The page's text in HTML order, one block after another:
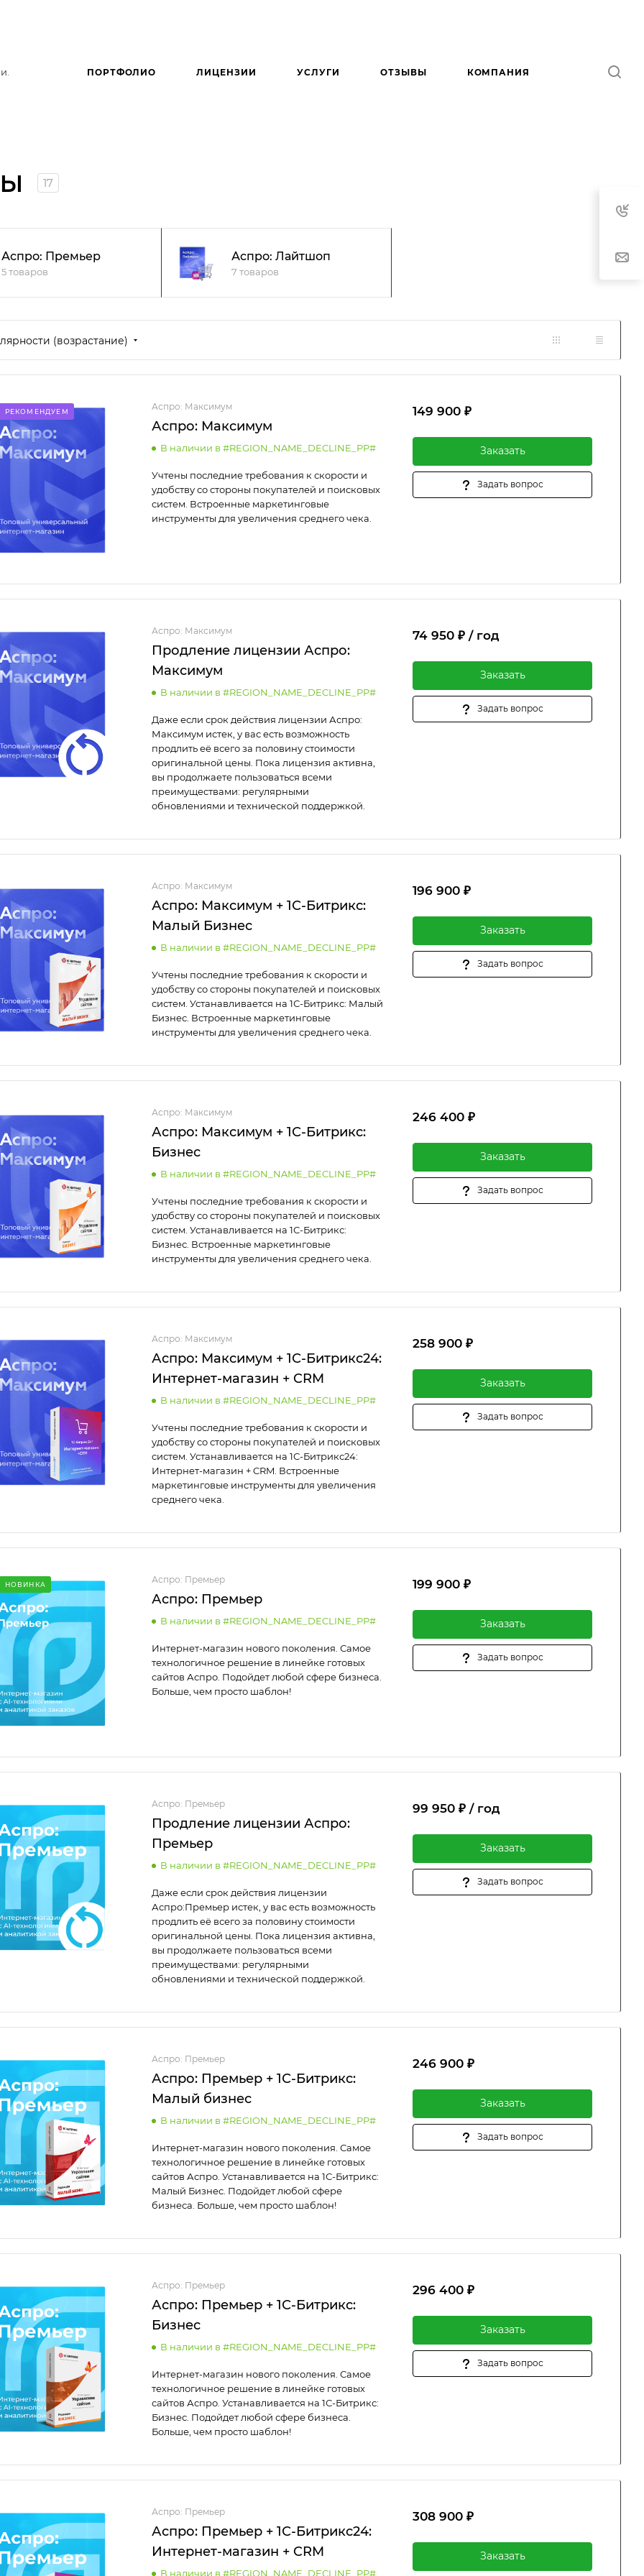
ПОРТФОЛИО ЛИЦЕНЗИИ УСЛУГИ ОТЗЫВЫ КОМПАНИЯ
17
Аспро: Премьер
5 товаров
Аспро: Лайтшоп
7 товаров
(возрастание)
РЕКОМЕНДУЕМ Аспро: Максимум
Аспро: Максимум
В наличии в #REGION_NAME_DECLINE_PP#
Учтены последние требования к скорости и
удобству со стороны покупателей и поисковых
систем. Встроенные маркетинговые
инструменты для увеличения среднего чека.
149 900 ₽
Заказать
Задать вопрос
Аспро: Максимум
Продление лицензии Аспро:
Максимум
В наличии в #REGION_NAME_DECLINE_PP#
Даже если срок действия лицензии Аспро:
Максимум истек, у вас есть возможность
продлить её всего за половину стоимости
оригинальной цены. Пока лицензия активна,
вы продолжаете пользоваться всеми
преимуществами: регулярными
обновлениями и технической поддержкой.
74 950 ₽ / год
Заказать
Задать вопрос
Аспро: Максимум
Аспро: Максимум + 1С-Битрикс:
Малый Бизнес
В наличии в #REGION_NAME_DECLINE_PP#
Учтены последние требования к скорости и
удобству со стороны покупателей и поисковых
систем. Устанавливается на 1С-Битрикс: Малый
Бизнес. Встроенные маркетинговые
инструменты для увеличения среднего чека.
196 900 ₽
Заказать
Задать вопрос
Аспро: Максимум
Аспро: Максимум + 1С-Битрикс:
Бизнес
В наличии в #REGION_NAME_DECLINE_PP#
Учтены последние требования к скорости и
удобству со стороны покупателей и поисковых
систем. Устанавливается на 1С-Битрикс:
Бизнес. Встроенные маркетинговые
инструменты для увеличения среднего чека.
246 400 ₽
Заказать
Задать вопрос
Аспро: Максимум
Аспро: Максимум + 1С-Битрикс24:
Интернет-магазин + CRM
В наличии в #REGION_NAME_DECLINE_PP#
Учтены последние требования к скорости и
удобству со стороны покупателей и поисковых
систем. Устанавливается на 1С-Битрикс24:
Интернет-магазин + CRM. Встроенные
маркетинговые инструменты для увеличения
среднего чека.
258 900 ₽
Заказать
Задать вопрос
НОВИНКА Аспро: Премьер
Аспро: Премьер
В наличии в #REGION_NAME_DECLINE_PP#
Интернет-магазин нового поколения. Самое
технологичное решение в линейке готовых
сайтов Аспро. Подойдет любой сфере бизнеса.
Больше, чем просто шаблон!
199 900 ₽
Заказать
Задать вопрос
Аспро: Премьер
Продление лицензии Аспро:
Премьер
В наличии в #REGION_NAME_DECLINE_PP#
Даже если срок действия лицензии
Аспро:Премьер истек, у вас есть возможность
продлить её всего за половину стоимости
оригинальной цены. Пока лицензия активна,
вы продолжаете пользоваться всеми
преимуществами: регулярными
обновлениями и технической поддержкой.
99 950 ₽ / год
Заказать
Задать вопрос
Аспро: Премьер
Аспро: Премьер + 1С-Битрикс:
Малый бизнес
В наличии в #REGION_NAME_DECLINE_PP#
Интернет-магазин нового поколения. Самое
технологичное решение в линейке готовых
сайтов Аспро. Устанавливается на 1С-Битрикс:
Малый Бизнес. Подойдет любой сфере
бизнеса. Больше, чем просто шаблон!
246 900 ₽
Заказать
Задать вопрос
Аспро: Премьер
Аспро: Премьер + 1С-Битрикс:
Бизнес
В наличии в #REGION_NAME_DECLINE_PP#
Интернет-магазин нового поколения. Самое
технологичное решение в линейке готовых
сайтов Аспро. Устанавливается на 1С-Битрикс:
Бизнес. Подойдет любой сфере бизнеса.
Больше, чем просто шаблон!
296 400 ₽
Заказать
Задать вопрос
Аспро: Премьер
Аспро: Премьер + 1С-Битрикс24:
Интернет-магазин + CRM
В наличии в #REGION_NAME_DECLINE_PP#
308 900 ₽
Заказать